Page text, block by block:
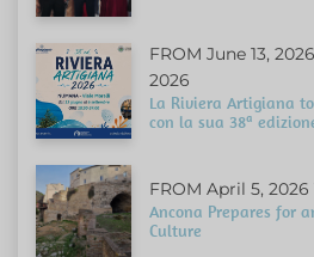
FROM June 13,
2026
La Riviera Artigiana
con la sua 38ª
FROM April 5,
Ancona Prepares for
Culture